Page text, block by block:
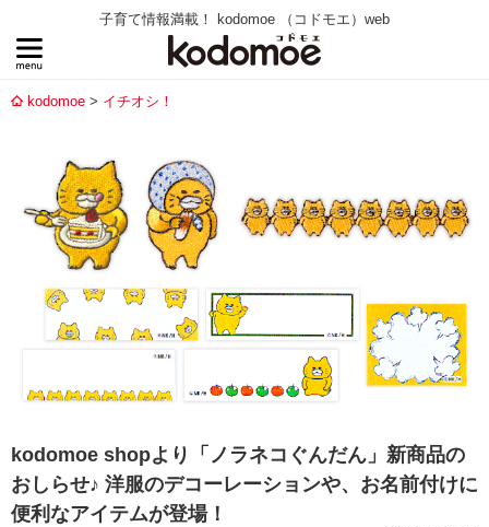
子育て情報満載！ kodomoe （コドモエ）web
kodomoe イチオシ！
kodomoe shopより「ノラネコぐんだん」新商品の
おしらせ♪ 洋服のデコーレーションや、お名前付けに
便利なアイテムが登場！